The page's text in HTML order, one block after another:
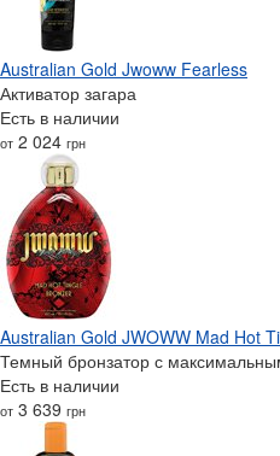
Australian Gold Jwoww Fearless
Активатор загара
Есть в наличии
от 2 024 грн
Australian Gold JWOWW Mad Hot
Темный бронзатор с
Есть в наличии
от 3 639 грн